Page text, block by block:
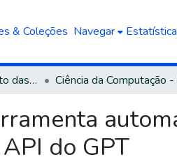
& Coleções Navegar
Área do Conhecimento das Ciências Exatas e da Terra
do GPT